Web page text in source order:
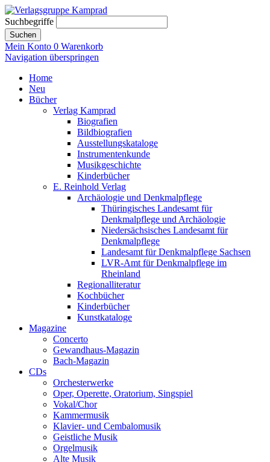
Suchbegriffe
Suchen
Mein Konto 0 Warenkorb
Navigation überspringen
Home
Neu
Bücher
Verlag Kamprad
Biografien
Bildbiografien
Ausstellungskataloge
Instrumentenkunde
Musikgeschichte
Kinderbücher
E. Reinhold Verlag
Archäologie und Denkmalpflege
Thüringisches Landesamt für
Denkmalpflege und Archäologie
Niedersächsisches Landesamt für
Denkmalpflege
Landesamt für Denkmalpflege Sachsen
LVR-Amt für Denkmalpflege im
Rheinland
Regionalliteratur
Kochbücher
Kinderbücher
Kunstkataloge
Magazine
Concerto
Gewandhaus-Magazin
Bach-Magazin
CDs
Orchesterwerke
Oper, Operette, Oratorium, Singspiel
Vokal/Chor
Kammermusik
Klavier- und Cembalomusik
Geistliche Musik
Orgelmusik
Alte Musik